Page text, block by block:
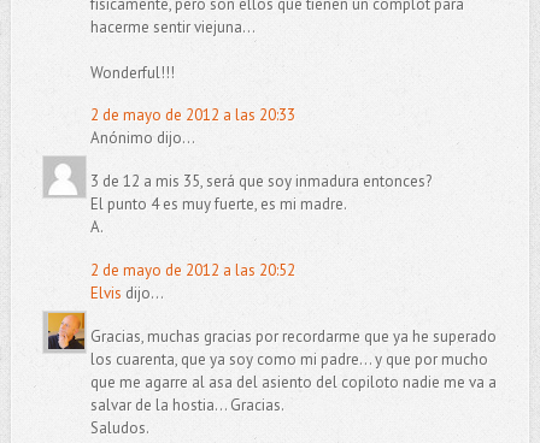
hacerme sentir viejuna...
Wonderful!!!
2 de mayo de 2012 a las 20:33
Anónimo dijo...
3 de 12 a mis 35, será que soy inmadura entonces?
El punto 4 es muy fuerte, es mi madre.
A.
2 de mayo de 2012 a las 20:52
Elvis dijo...
Gracias, muchas gracias por recordarme que ya he superado
los cuarenta, que ya soy como mi padre... y que por mucho
que me agarre al asa del asiento del copiloto nadie me va a
salvar de la hostia... Gracias.
Saludos.